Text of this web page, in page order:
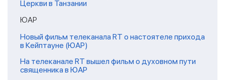
Церкви в Танзании
ЮАР
Новый фильм телеканала RT о настоятеле прихода
в Кейптауне (ЮАР)
На телеканале RT вышел фильм о духовном пути
священника в ЮАР